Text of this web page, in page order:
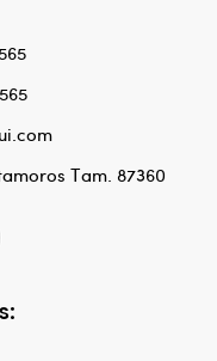
Tam. 87360